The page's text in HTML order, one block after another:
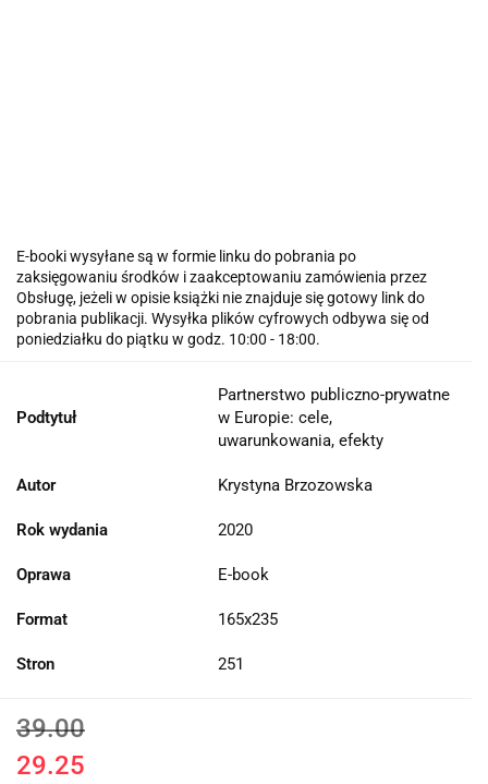
E-booki wysyłane są w formie linku do pobrania po
zaksięgowaniu środków i zaakceptowaniu zamówienia przez
Obsługę, jeżeli w opisie książki nie znajduje się gotowy link do
pobrania publikacji. Wysyłka plików cyfrowych odbywa się od
poniedziałku do piątku w godz. 10:00 - 18:00.
Podtytuł
Partnerstwo publiczno-prywatne
w Europie: cele,
uwarunkowania, efekty
Autor Krystyna Brzozowska
Rok wydania 2020
Oprawa E-book
Format 165x235
Stron 251
39.00
29.25